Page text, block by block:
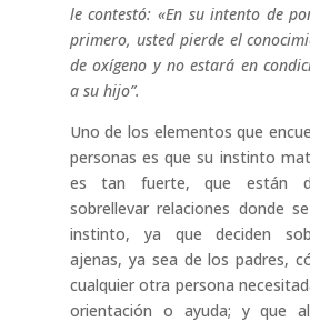
le contestó: «En su intento de
primero, usted pierde el
de oxígeno y no estará en
a su hijo”.
Uno de los elementos que
personas es que su instinto
es tan fuerte, que están
sobrellevar relaciones donde
instinto, ya que deciden
ajenas, ya sea de los padres,
cualquier otra persona
orientación o ayuda; y que